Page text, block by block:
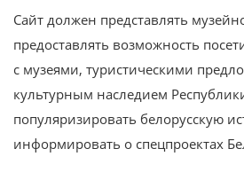
Сайт должен представлять
предоставлять возможность
с музеями, туристическими
культурным наследием
популяризировать белорусскую
информировать о спецпроектах